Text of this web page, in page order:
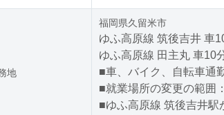
地
福岡県久留米市
ゆふ高原線 筑後吉井 車
ゆふ高原線 田主丸 車10
■車、バイク、自転車通
■就業場所の変更の範囲
■ゆふ高原線 筑後吉井駅